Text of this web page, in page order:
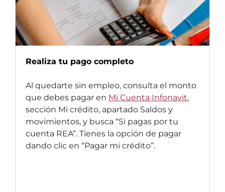
Realiza tu pago completo
Al quedarte sin empleo, consulta el monto
que debes pagar en Mi Cuenta Infonavit,
sección Mi crédito, apartado Saldos y
movimientos, y busca “Si pagas por tu
cuenta REA”. Tienes la opción de pagar
dando clic en “Pagar mi crédito”.